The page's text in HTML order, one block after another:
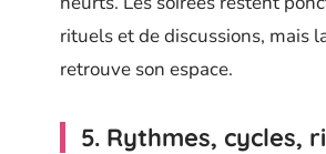
rituels et de discussions, mais
retrouve son espace.
5. Rythmes, cycles,